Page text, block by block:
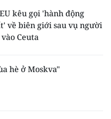
kêu gọi 'hành động
về biên giới sau vụ người
Ceuta
hè ở Moskva"